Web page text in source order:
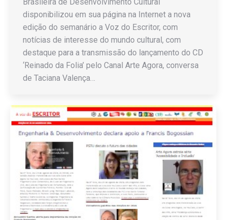
Brasileira de Desenvolvimento Cultural
disponibilizou em sua página na Internet a nova
edição do semanário a Voz do Escritor, com
notícias de interesse do mundo cultural, com
destaque para a transmissão do lançamento do CD
‘Reinado da Folia’ pelo Canal Arte Agora, conversa
de Taciana Valença…